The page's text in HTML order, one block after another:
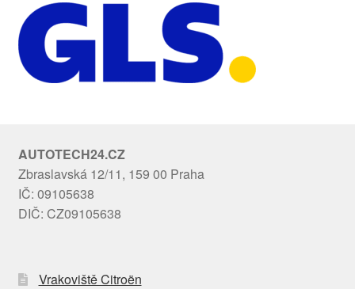
AUTOTECH24.CZ
Zbraslavská 12/11, 159 00 Praha
IČ: 09105638
DIČ: CZ09105638
Vrakoviště Citroën